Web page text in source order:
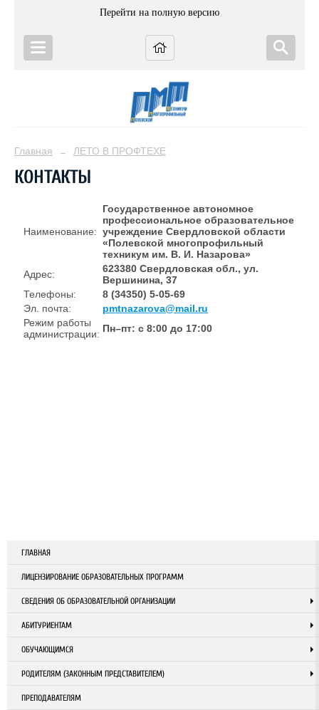
Перейти на полную версию
Главная → ЛЕТО В ПРОФТЕХЕ
КОНТАКТЫ
Наименование:
Государственное автономное
профессиональное образовательное
учреждение Свердловской области
«Полевской многопрофильный
техникум им. В. И. Назарова»
Адрес:
623380 Свердловская обл., ул.
Вершинина, 37
Телефоны:
8 (34350) 5-05-69
Эл. почта:
pmtnazarova@mail.ru
Режим работы
администрации: Пн–пт: с 8:00 до 17:00
ГЛАВНАЯ
ЛИЦЕНЗИРОВАНИЕ ОБРАЗОВАТЕЛЬНЫХ ПРОГРАММ
СВЕДЕНИЯ ОБ ОБРАЗОВАТЕЛЬНОЙ ОРГАНИЗАЦИИ
АБИТУРИЕНТАМ
ОБУЧАЮЩИМСЯ
РОДИТЕЛЯМ (ЗАКОННЫМ ПРЕДСТАВИТЕЛЕМ)
ПРЕПОДАВАТЕЛЯМ